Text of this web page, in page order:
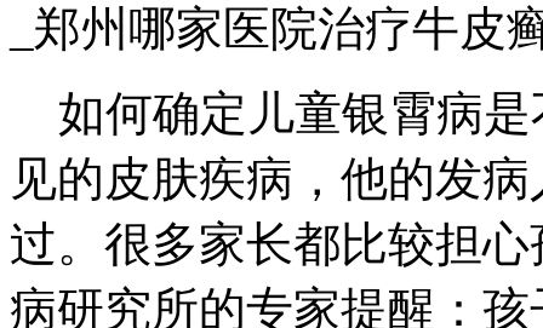
_郑州哪家医院治疗牛皮
如何确定儿童银霄病是
见的皮肤疾病，他的发
过。很多家长都比较担
病研究所的专家提醒：